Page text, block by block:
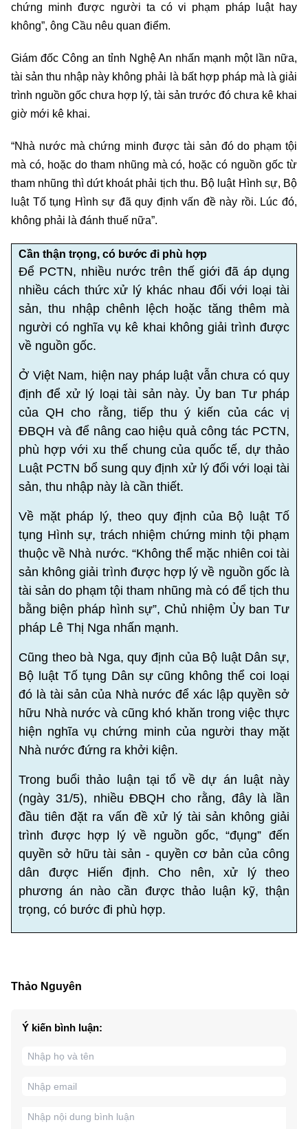
chứng minh được người ta có vi phạm pháp luật hay
không”, ông Cầu nêu quan điểm.
Giám đốc Công an tỉnh Nghệ An nhấn mạnh một lần nữa,
tài sản thu nhập này không phải là bất hợp pháp mà là giải
trình nguồn gốc chưa hợp lý, tài sản trước đó chưa kê khai
giờ mới kê khai.
“Nhà nước mà chứng minh được tài sản đó do phạm tội
mà có, hoặc do tham nhũng mà có, hoặc có nguồn gốc từ
tham nhũng thì dứt khoát phải tịch thu. Bộ luật Hình sự, Bộ
luật Tố tụng Hình sự đã quy định vấn đề này rồi. Lúc đó,
không phải là đánh thuế nữa”.
Cần thận trọng, có bước đi phù hợp
Để PCTN, nhiều nước trên thế giới đã áp dụng
nhiều cách thức xử lý khác nhau đối với loại tài
sản, thu nhập chênh lệch hoặc tăng thêm mà
người có nghĩa vụ kê khai không giải trình được
về nguồn gốc.
Ở Việt Nam, hiện nay pháp luật vẫn chưa có quy
định để xử lý loại tài sản này. Ủy ban Tư pháp
của QH cho rằng, tiếp thu ý kiến của các vị
ĐBQH và để nâng cao hiệu quả công tác PCTN,
phù hợp với xu thế chung của quốc tế, dự thảo
Luật PCTN bổ sung quy định xử lý đối với loại tài
sản, thu nhập này là cần thiết.
Về mặt pháp lý, theo quy định của Bộ luật Tố
tụng Hình sự, trách nhiệm chứng minh tội phạm
thuộc về Nhà nước. “Không thể mặc nhiên coi tài
sản không giải trình được hợp lý về nguồn gốc là
tài sản do phạm tội tham nhũng mà có để tịch thu
bằng biện pháp hình sự”, Chủ nhiệm Ủy ban Tư
pháp Lê Thị Nga nhấn mạnh.
Cũng theo bà Nga, quy định của Bộ luật Dân sự,
Bộ luật Tố tụng Dân sự cũng không thể coi loại
đó là tài sản của Nhà nước để xác lập quyền sở
hữu Nhà nước và cũng khó khăn trong việc thực
hiện nghĩa vụ chứng minh của người thay mặt
Nhà nước đứng ra khởi kiện.
Trong buổi thảo luận tại tổ về dự án luật này
(ngày 31/5), nhiều ĐBQH cho rằng, đây là lần
đầu tiên đặt ra vấn đề xử lý tài sản không giải
trình được hợp lý về nguồn gốc, “đụng” đến
quyền sở hữu tài sản - quyền cơ bản của công
dân được Hiến định. Cho nên, xử lý theo
phương án nào cần được thảo luận kỹ, thận
trọng, có bước đi phù hợp.
Thảo Nguyên
Ý kiến bình luận: